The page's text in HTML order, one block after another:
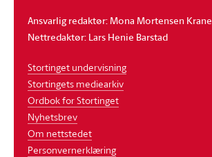
Ansvarlig redaktør: Mona Mortensen Krane
Nettredaktør: Lars Henie Barstad
Stortinget undervisning
Stortingets mediearkiv
Ordbok for Stortinget
Nyhetsbrev
Om nettstedet
Personvernerklæring